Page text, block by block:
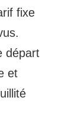
fixe
départ
et